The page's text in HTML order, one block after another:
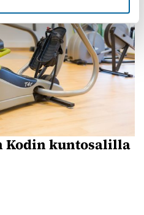
Kodin kuntosalilla